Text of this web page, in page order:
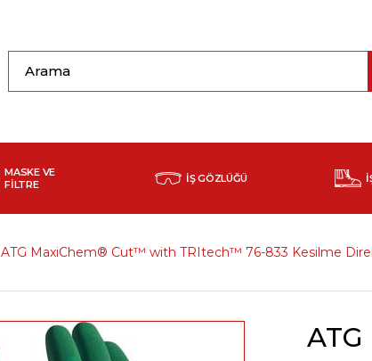
MASKE VE
FİLTRE
İŞ GÖZLÜĞÜ
ATG MaxiChem® Cut™ with TRItech™ 76-833 Kesilme
ATG